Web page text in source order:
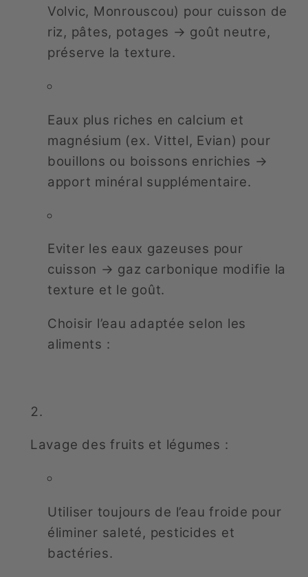
Volvic, Monrouscou) pour cuisson de
riz, pâtes, potages → goût neutre,
préserve la texture.
Eaux plus riches en calcium et
magnésium (ex. Vittel, Evian) pour
bouillons ou boissons enrichies →
apport minéral supplémentaire.
Eviter les eaux gazeuses pour
cuisson → gaz carbonique modifie la
texture et le goût.
Choisir l’eau adaptée selon les
aliments :
Lavage des fruits et légumes :
Utiliser toujours de l’eau froide pour
éliminer saleté, pesticides et
bactéries.